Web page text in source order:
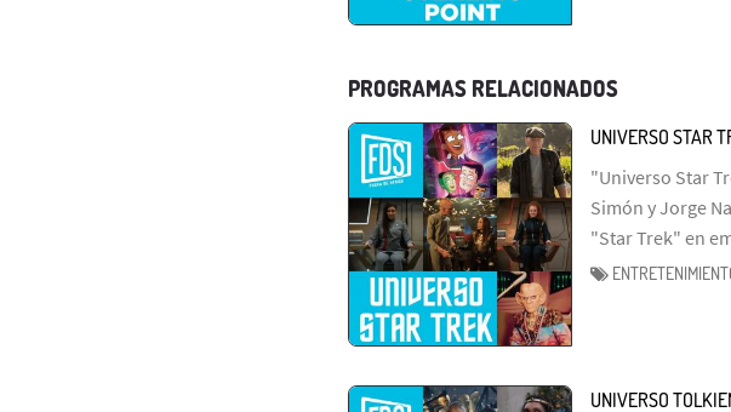
PROGRAMAS RELACIONADOS
UNIVERSO STAR
"Universo Star
Simón y Jorge
"Star Trek" en
UNIVERSO